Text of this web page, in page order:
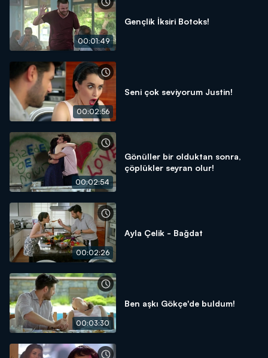
00:01:49
Gençlik İksiri Botoks!
00:02:56
Seni çok seviyorum Justin!
00:02:54
Gönüller bir olduktan sonra,
çöplükler seyran olur!
00:02:26
Ayla Çelik - Bağdat
00:03:30
Ben aşkı Gökçe'de buldum!